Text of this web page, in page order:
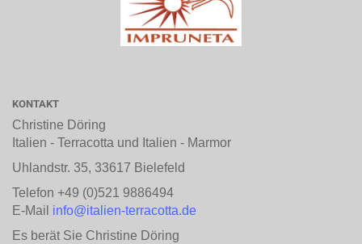
KONTAKT
Christine Döring
Italien - Terracotta und Italien - Marmor
Uhlandstr. 35, 33617 Bielefeld
Telefon +49 (0)521 9886494
E-Mail info@italien-terracotta.de
Es berät Sie Christine Döring